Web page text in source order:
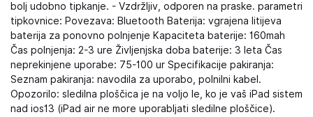
bolj udobno tipkanje. - Vzdržljiv, odporen na praske. parametri
tipkovnice: Povezava: Bluetooth Baterija: vgrajena litijeva
baterija za ponovno polnjenje Kapaciteta baterije: 160mah
Čas polnjenja: 2-3 ure Življenjska doba baterije: 3 leta Čas
neprekinjene uporabe: 75-100 ur Specifikacije pakiranja:
Seznam pakiranja: navodila za uporabo, polnilni kabel.
Opozorilo: sledilna ploščica je na voljo le, ko je vaš iPad sistem
nad ios13 (iPad air ne more uporabljati sledilne ploščice).